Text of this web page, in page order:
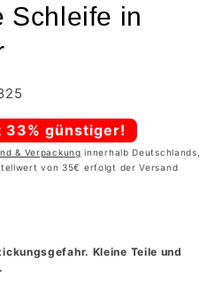
Schleife in
33% günstiger!
& Verpackung innerhalb Deutschlands,
von 35€ erfolgt der Versand
Kleine Teile und